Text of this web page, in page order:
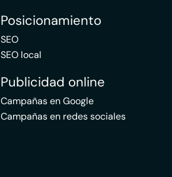
Posicionamiento
SEO
SEO local
Publicidad online
Campañas en Google
Campañas en redes sociales